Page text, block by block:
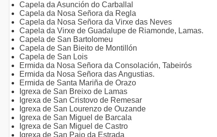
Capela da Asunción do Carballal
Capela da Nosa Señora da Regla
Capela da Nosa Señora da Virxe das Neves
Capela da Virxe de Guadalupe de Riamonde, Lamas.
Capela de San Bartolomeu
Capela de San Bieito de Montillón
Capela de San Lois
Ermida da Nosa Señora da Consolación, Tabeirós
Ermida da Nosa Señora das Angustias.
Ermida de Santa Mariña de Orazo
Igrexa de San Breixo de Lamas
Igrexa de San Cristovo de Remesar
Igrexa de San Lourenzo de Ouzande
Igrexa de San Miguel de Barcala
Igrexa de San Miguel de Castro
Igrexa de San Paio da Estrada